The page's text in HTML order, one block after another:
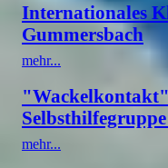
Internationales
Gummersbach
mehr...
mehr...